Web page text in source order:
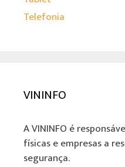
Telefonia
VININFO
A VININFO é
físicas e empresas a
segurança.